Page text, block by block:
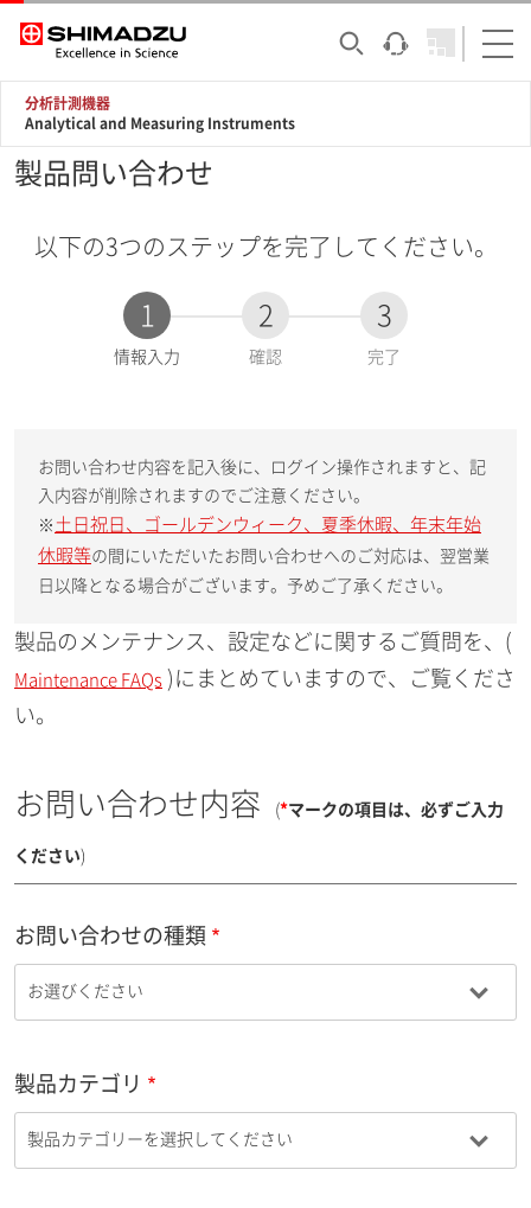
分析計測機器
Analytical and Measuring Instruments
製品問い合わせ
以下の3つのステップを完了してください。
1
現
情報入力
2
確認
3
完了
お問い合わせ内容を記入後に、ログイン操作されますと、記
入内容が削除されますのでご注意ください。
※ 土日祝日、ゴールデンウィーク、夏季休暇、年末年始
休暇等の間にいただいたお問い合わせへのご対応は、翌営業
日以降となる場合がございます。予めご了承ください。
製品のメンテナンス、設定などに関するご質問を、(
Maintenance FAQs )にまとめていますので、ご覧くださ
い。
お問い合わせ内容 (*マークの項目は、必ずご入力
ください)
お問い合わせの種類
製品カテゴリ